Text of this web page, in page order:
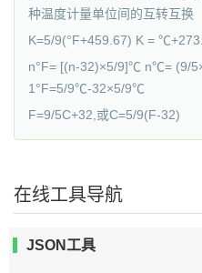
种温度计量单位间的互转互换
K=5/9(°F+459.67) K =
n°F= [(n-32)×5/9]℃ n℃= (9/
1°F=5/9℃-32×5/9℃
F=9/5C+32,或C=5/9(F-32)
在线工具导航
JSON工具